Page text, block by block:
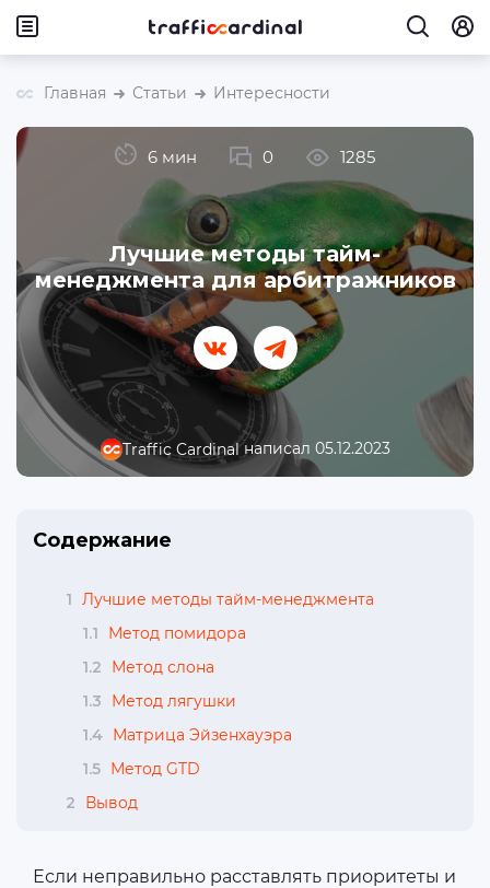
Главная Статьи Интересности
Traffic Cardinalнаписал 05.12.2023
Лучшие методы тайм-
менеджмента для арбитражников
6 мин 0 1285
Содержание
1 Лучшие методы тайм-менеджмента
1.1
Метод помидора
1.2
Метод слона
1.3
Метод лягушки
1.4 Матрица Эйзенхауэра
1.5 Метод GTD
2
Вывод
Если неправильно расставлять приоритеты и